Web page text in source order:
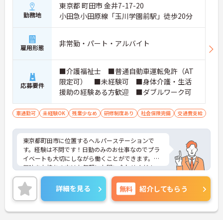
勤務地
東京都 町田市 金井7-17-20
小田急小田原線「玉川学園前駅」徒歩20分
雇用形態 非常勤・パート・アルバイト
応募要件
■介護福祉士 ■普通自動車運転免許（AT
限定可） ■未経験可 ■身体介護・生活
援助の経験ある方歓迎 ■ダブルワーク可
車通勤可 未経験OK 残業少なめ 研修制度あり 社会保険完備 交通費支給
東京都町田市に位置するヘルパーステーションで
す。経験は不問です！日勤のみのお仕事なのでプラ
イベートも大切にしながら働くことができます。ご
興味をお持ちの方はお気軽にお問い合わせくださ
い。
詳細を見る 無料 紹介してもらう